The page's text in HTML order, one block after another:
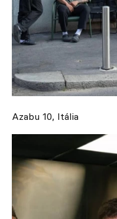
Azabu 10, Itália